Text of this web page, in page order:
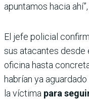
apuntamos hacia
El jefe policial
sus atacantes desde
oficina hasta
habrían ya
la víctima para